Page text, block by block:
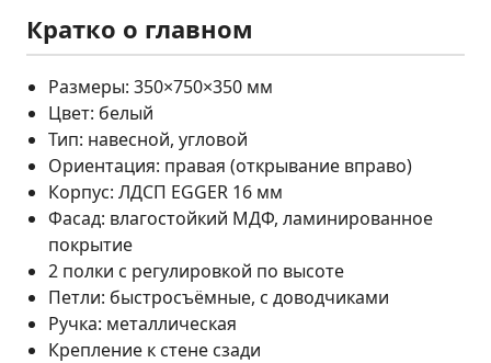
Кратко о главном
Размеры: 350×750×350 мм
Цвет: белый
Тип: навесной, угловой
Ориентация: правая (открывание вправо)
Корпус: ЛДСП EGGER 16 мм
Фасад: влагостойкий МДФ, ламинированное
покрытие
2 полки с регулировкой по высоте
Петли: быстросъёмные, с доводчиками
Ручка: металлическая
Крепление к стене сзади